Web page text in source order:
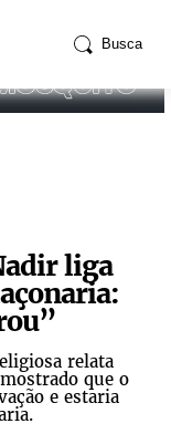
Busca
liga
relata
que o
e estaria